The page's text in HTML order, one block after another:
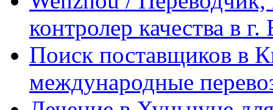
контролер качества в
Поиск поставщиков в
международные